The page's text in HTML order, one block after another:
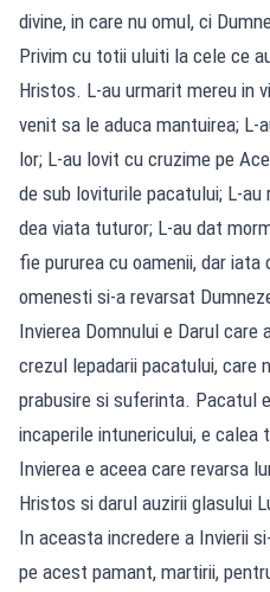
divine, in care nu omul, ci
Privim cu totii uluiti la cele ce
Hristos. L-au urmarit mereu in
venit sa le aduca mantuirea;
lor; L-au lovit cu cruzime pe
de sub loviturile pacatului; L-
dea viata tuturor; L-au dat
fie pururea cu oamenii, dar
omenesti si-a revarsat
Invierea Domnului e Darul care
crezul lepadarii pacatului, care
prabusire si suferinta. Pacatul
incaperile intunericului, e calea
Invierea e aceea care revarsa
Hristos si darul auzirii glasului
In aceasta incredere a Invierii
pe acest pamant, martirii,